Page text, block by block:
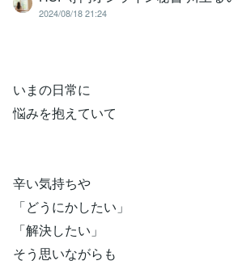
2024/08/18 21:24
いまの日常に
悩みを抱えていて
辛い気持ちや
「どうにかしたい」
「解決したい」
そう思いながらも